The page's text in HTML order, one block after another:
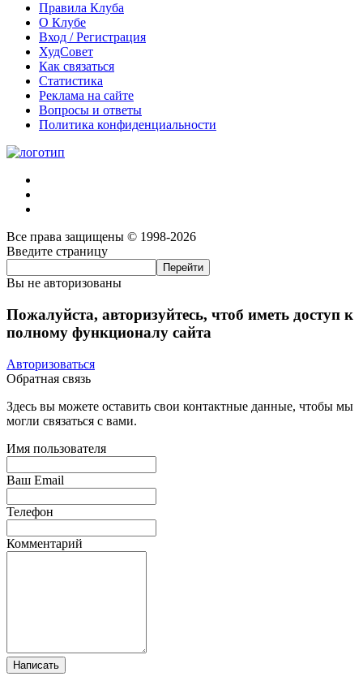
Правила Клуба
О Клубе
Вход / Регистрация
ХудСовет
Как связаться
Статистика
Реклама на сайте
Вопросы и ответы
Политика конфиденциальности
Все права защищены © 1998-2026
Введите страницу
Вы не авторизованы
Пожалуйста, авторизуйтесь, чтоб иметь доступ к
полному функционалу сайта
Авторизоваться
Обратная связь
Здесь вы можете оставить свои контактные данные, чтобы мы
могли связаться с вами.
Имя пользователя
Ваш Email
Телефон
Комментарий
Написать